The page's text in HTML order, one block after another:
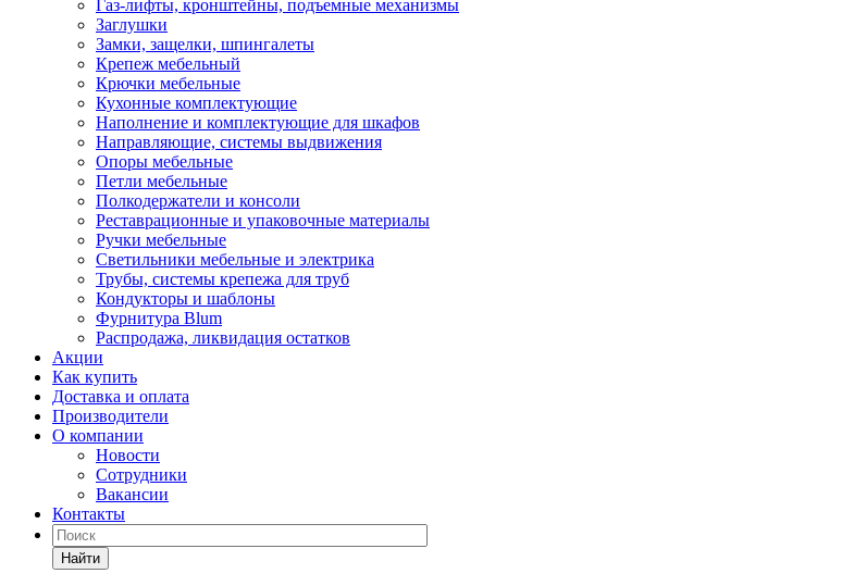
Газ-лифты, кронштейны, подъемные механизмы
Заглушки
Замки, защелки, шпингалеты
Крепеж мебельный
Крючки мебельные
Кухонные комплектующие
Наполнение и комплектующие для шкафов
Направляющие, системы выдвижения
Опоры мебельные
Петли мебельные
Полкодержатели и консоли
Реставрационные и упаковочные материалы
Ручки мебельные
Светильники мебельные и электрика
Трубы, системы крепежа для труб
Кондукторы и шаблоны
Фурнитура Blum
Распродажа, ликвидация остатков
Акции
Как купить
Доставка и оплата
Производители
О компании
Новости
Сотрудники
Вакансии
Контакты
Найти